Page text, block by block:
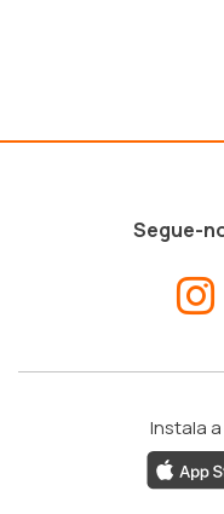
Segue-
Instala